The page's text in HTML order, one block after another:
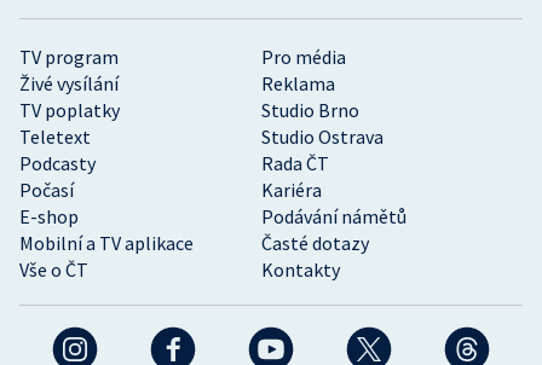
TV program
Pro média
Živé vysílání
Reklama
TV poplatky
Studio Brno
Teletext
Studio Ostrava
Podcasty
Rada ČT
Počasí
Kariéra
E-shop
Podávání námětů
Mobilní a TV aplikace
Časté dotazy
Vše o ČT
Kontakty